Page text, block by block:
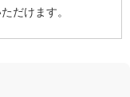
だけます。